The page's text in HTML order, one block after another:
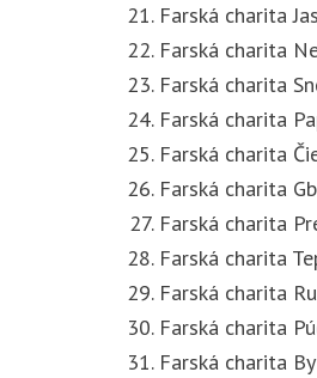
Farská charita
Farská charita
Farská charita
Farská charita
Farská charita
Farská charita
Farská charita
Farská charita
Farská charita
Farská charita
Farská charita